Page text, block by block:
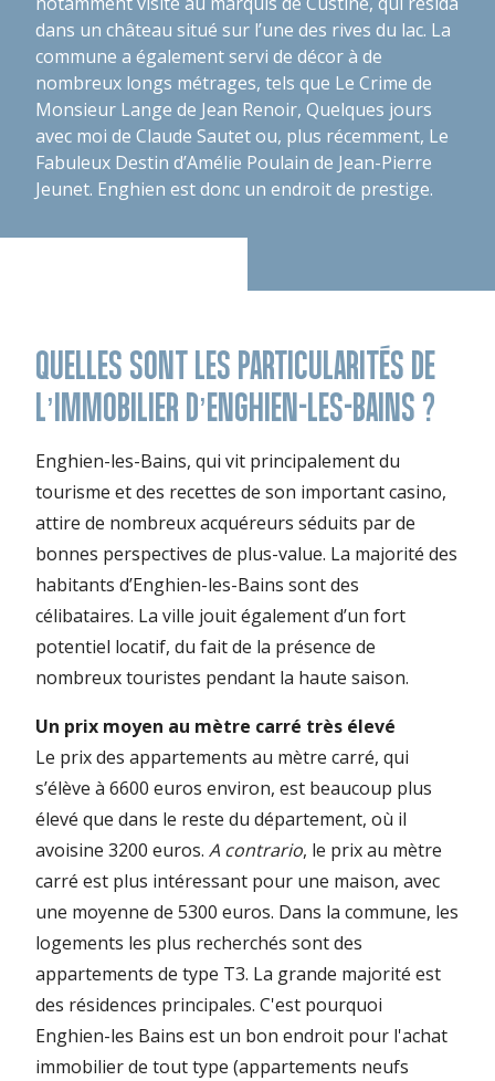
dans un château situé sur l’une des rives du lac. La
commune a également servi de décor à de
nombreux longs métrages, tels que Le Crime de
Monsieur Lange de Jean Renoir, Quelques jours
avec moi de Claude Sautet ou, plus récemment, Le
Fabuleux Destin d’Amélie Poulain de Jean-Pierre
Jeunet. Enghien est donc un endroit de prestige.
QUELLES SONT LES PARTICULARITÉS DE
L’IMMOBILIER D’ENGHIEN-LES-BAINS ?
Enghien-les-Bains, qui vit principalement du
tourisme et des recettes de son important casino,
attire de nombreux acquéreurs séduits par de
bonnes perspectives de plus-value. La majorité des
habitants d’Enghien-les-Bains sont des
célibataires. La ville jouit également d’un fort
potentiel locatif, du fait de la présence de
nombreux touristes pendant la haute saison.
Un prix moyen au mètre carré très élevé
Le prix des appartements au mètre carré, qui
s’élève à 6600 euros environ, est beaucoup plus
élevé que dans le reste du département, où il
avoisine 3200 euros. A contrario, le prix au mètre
carré est plus intéressant pour une maison, avec
une moyenne de 5300 euros. Dans la commune, les
logements les plus recherchés sont des
appartements de type T3. La grande majorité est
des résidences principales. C'est pourquoi
Enghien-les Bains est un bon endroit pour l'achat
immobilier de tout type (appartements neufs